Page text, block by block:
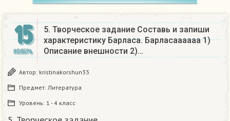
15
НОЯБРЬ
5. Творческое задание Составь и запиши
характеристику Барласа. Барласаааааа 1)
Описание внешности 2)…
Автор: kristinakorshun33
Предмет: Литература
Уровень: 1 - 4 класс